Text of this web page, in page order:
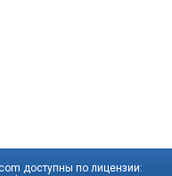
доступны по лицензии: